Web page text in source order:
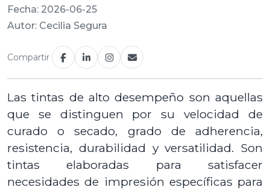
Fecha: 2026-06-25
Autor: Cecilia Segura
Compartir
Las tintas de alto desempeño son aquellas
que se distinguen por su velocidad de
curado o secado, grado de adherencia,
resistencia, durabilidad y versatilidad. Son
tintas elaboradas para satisfacer
necesidades de impresión específicas para